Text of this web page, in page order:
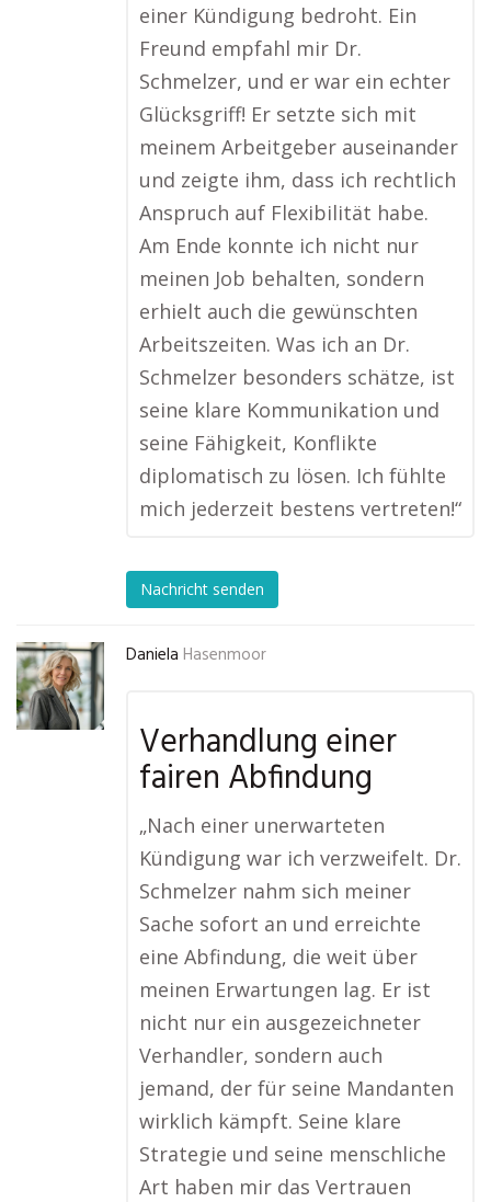
einer Kündigung bedroht. Ein
Freund empfahl mir Dr.
Schmelzer, und er war ein echter
Glücksgriff! Er setzte sich mit
meinem Arbeitgeber auseinander
und zeigte ihm, dass ich rechtlich
Anspruch auf Flexibilität habe.
Am Ende konnte ich nicht nur
meinen Job behalten, sondern
erhielt auch die gewünschten
Arbeitszeiten. Was ich an Dr.
Schmelzer besonders schätze, ist
seine klare Kommunikation und
seine Fähigkeit, Konflikte
diplomatisch zu lösen. Ich fühlte
mich jederzeit bestens vertreten!“
Nachricht senden
Daniela Hasenmoor
Verhandlung einer
fairen Abfindung
„Nach einer unerwarteten
Kündigung war ich verzweifelt. Dr.
Schmelzer nahm sich meiner
Sache sofort an und erreichte
eine Abfindung, die weit über
meinen Erwartungen lag. Er ist
nicht nur ein ausgezeichneter
Verhandler, sondern auch
jemand, der für seine Mandanten
wirklich kämpft. Seine klare
Strategie und seine menschliche
Art haben mir das Vertrauen